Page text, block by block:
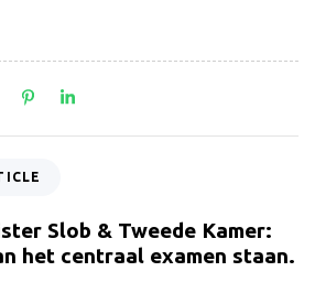
Slob & Tweede Kamer:
het centraal examen staan.